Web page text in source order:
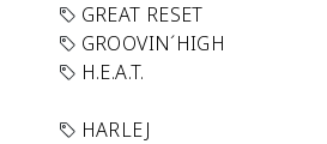
GREAT RESET
GROOVIN´HIGH
H.E.A.T.
HARLEJ